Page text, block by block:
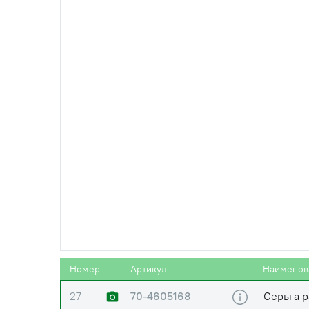
Номер Артикул
Шайба
Гайка
Вал
4605022-А)
Рычаг
27 70-4605168 Серьга